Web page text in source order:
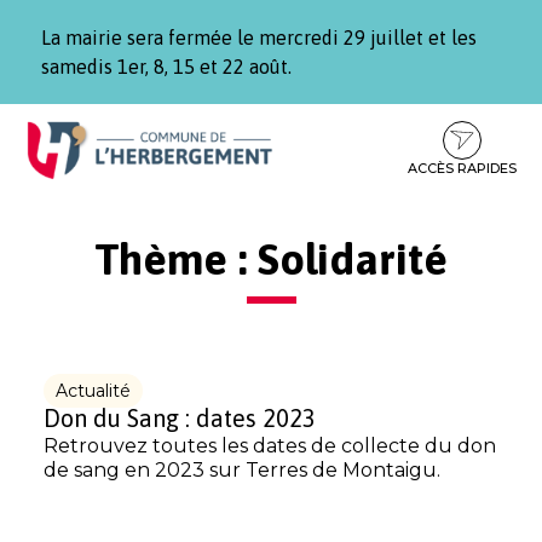
La mairie sera fermée le mercredi 29 juillet et les
samedis 1er, 8, 15 et 22 août.
Aller
Aller
contenu
Aller
pied
ACCÈS RAPIDES
Thème : Solidarité
Actualité
Don du Sang : dates 2023
Retrouvez toutes les dates de collecte du don
de sang en 2023 sur Terres de Montaigu.